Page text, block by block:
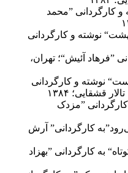
کارگردانی ”محمد
نوشته و کارگردانی
”فرهاد آئیش“؛ تهران،
نوشته و کارگردانی
قشقایی؛ ۱۳۸۴
”مزدک
کارگردانی” آرش
به کارگردانی ”بهزاد